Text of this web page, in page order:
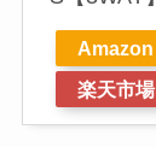
Amazon
楽天市場